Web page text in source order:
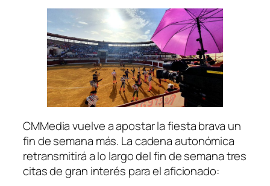
CMMedia vuelve a apostar la fiesta brava un
fin de semana más. La cadena autonómica
retransmitirá a lo largo del fin de semana tres
citas de gran interés para el aficionado: